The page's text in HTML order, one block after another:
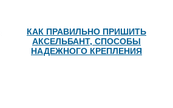
КАК ПРАВИЛЬНО ПРИШИТЬ
АКСЕЛЬБАНТ, СПОСОБЫ
НАДЕЖНОГО КРЕПЛЕНИЯ